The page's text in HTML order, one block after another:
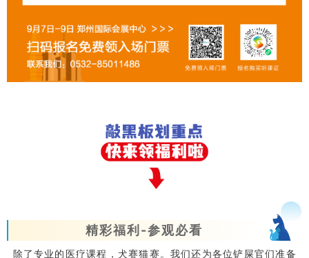
精彩福利-参观必看
除了专业的医疗课程，犬赛猫赛。我们还为各位铲屎官们准备